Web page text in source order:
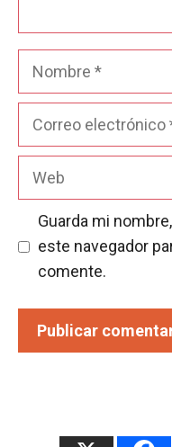
Nombre
Guarda mi
este navegador
comente.